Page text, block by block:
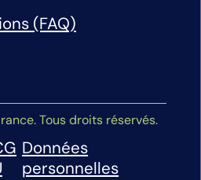
(FAQ)
Tous droits réservés.
Données
personnelles